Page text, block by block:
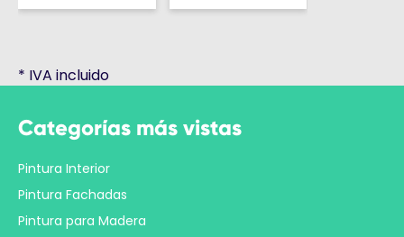
* IVA incluido
Categorías más vistas
Pintura Interior
Pintura Fachadas
Pintura para Madera